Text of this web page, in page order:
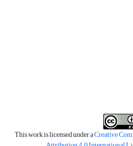
This work is licensed under aCreative